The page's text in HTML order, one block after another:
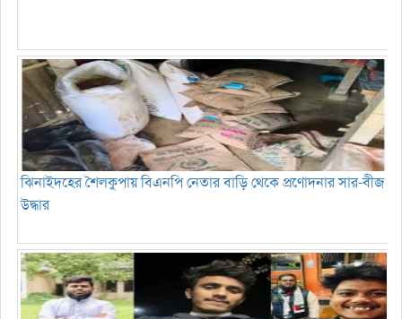
ঝিনাইদহের শৈলকুপায় বিএনপি নেতার বাড়ি থেকে প্রণোদনার সার-বীজ
উদ্ধার